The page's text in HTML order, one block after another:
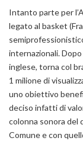
Intanto parte per l’
legato al basket
internazionali.
inglese, torna col
1 milione di
uno obiettivo
deciso infatti di
colonna sonora del
Comune e con